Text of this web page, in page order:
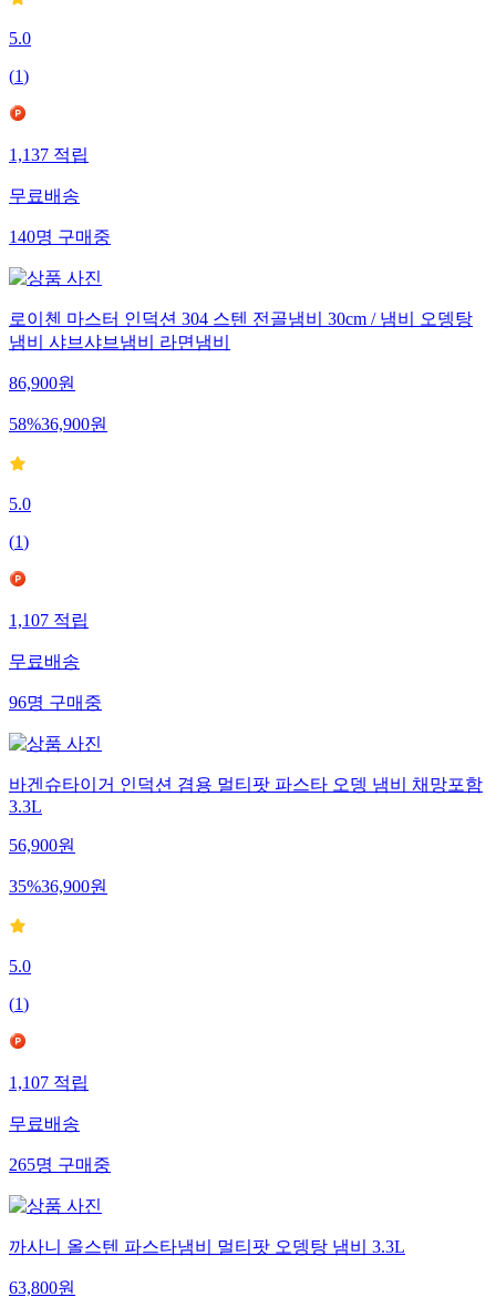
5.0
(1)
1,137적립
무료배송
140명구매중
로이첸 마스터 인덕션 304 스텐 전골냄비 30cm / 냄비 오뎅탕
냄비 샤브샤브냄비 라면냄비
86,900원
58%36,900원
5.0
(1)
1,107적립
무료배송
96명구매중
바겐슈타이거 인덕션 겸용 멀티팟 파스타 오뎅 냄비 채망포함
3.3L
56,900원
35%36,900원
5.0
(1)
1,107적립
무료배송
265명구매중
까사니 올스텐 파스타냄비 멀티팟 오뎅탕 냄비 3.3L
63,800원